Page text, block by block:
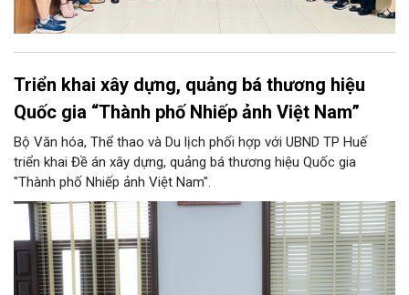
Triển khai xây dựng, quảng bá thương hiệu
Quốc gia “Thành phố Nhiếp ảnh Việt Nam”
Bộ Văn hóa, Thể thao và Du lịch phối hợp với UBND TP Huế
triển khai Đề án xây dựng, quảng bá thương hiệu Quốc gia
"Thành phố Nhiếp ảnh Việt Nam".